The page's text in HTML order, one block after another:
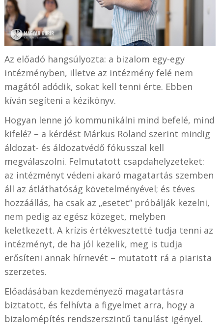
Az előadó hangsúlyozta: a bizalom egy-egy
intézményben, illetve az intézmény felé nem
magától adódik, sokat kell tenni érte. Ebben
kíván segíteni a kézikönyv.
Hogyan lenne jó kommunikálni mind befelé, mind
kifelé? – a kérdést Márkus Roland szerint mindig
áldozat- és áldozatvédő fókusszal kell
megválaszolni. Felmutatott csapdahelyzeteket:
az intézményt védeni akaró magatartás szemben
áll az átláthatóság követelményével; és téves
hozzáállás, ha csak az „esetet” próbálják kezelni,
nem pedig az egész közeget, melyben
keletkezett. A krízis értékvesztetté tudja tenni az
intézményt, de ha jól kezelik, meg is tudja
erősíteni annak hírnevét – mutatott rá a piarista
szerzetes.
Előadásában kezdeményező magatartásra
biztatott, és felhívta a figyelmet arra, hogy a
bizalomépítés rendszerszintű tanulást igényel.